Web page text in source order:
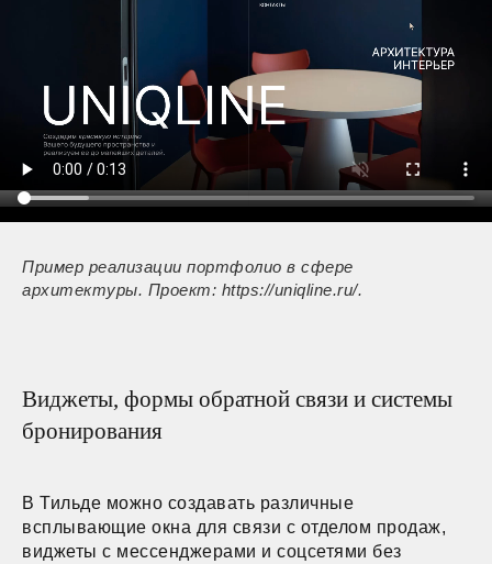
Пример реализации портфолио в сфере
архитектуры. Проект: https://uniqline.ru/.
Виджеты, формы обратной связи и системы
бронирования
В Тильде можно создавать различные
всплывающие окна для связи с отделом продаж,
виджеты с мессенджерами и соцсетями без